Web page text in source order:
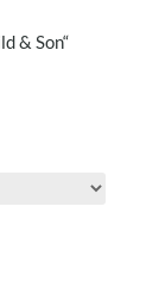
& Son“